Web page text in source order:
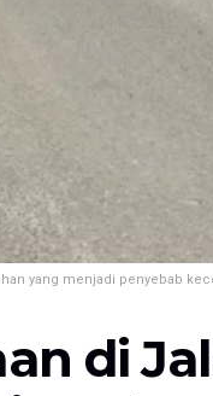
yang menjadi penyebab
di